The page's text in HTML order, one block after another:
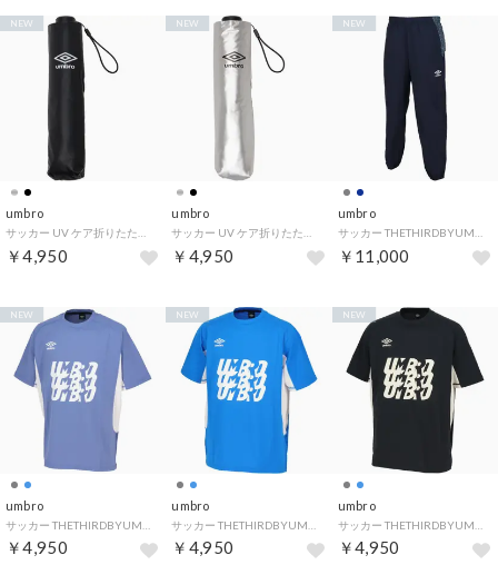
umbro
￥4,950
NEW
umbro
￥4,950
NEW
umbro
￥11,000
NEW
umbro
￥4,950
NEW
umbro
￥4,950
NEW
umbro
￥4,950
NEW